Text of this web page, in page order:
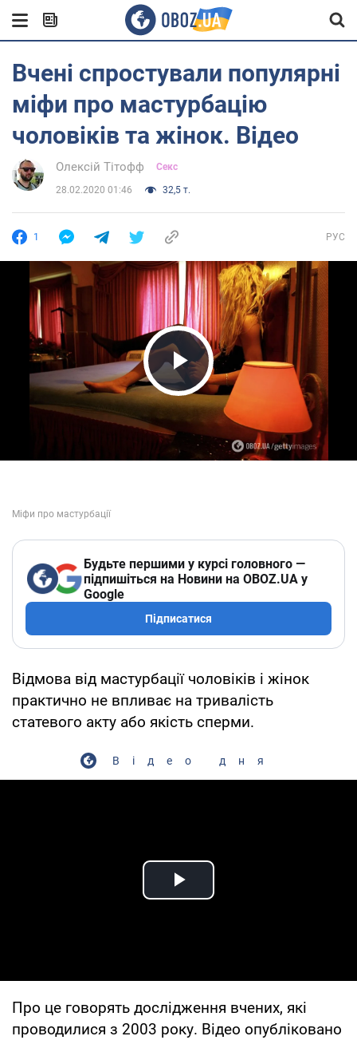
Вчені спростували популярні
міфи про мастурбацію
чоловіків та жінок. Відео
Олексій Тітофф Секс
28.02.2020 01:46 32,5 т.
1 РУС
Play Video
Будьте першими у курсі головного —
підпишіться на Новини на OBOZ.UA у
Google
Підписатися
Відмова від мастурбації чоловіків і жінок
практично не впливає на тривалість
статевого акту або якість сперми.
Відео дня
Play Video
Про це говорять дослідження вчених, які
проводилися з 2003 року. Відео опубліковано